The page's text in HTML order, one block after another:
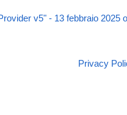
v5" - 13 febbraio 2025
Privacy